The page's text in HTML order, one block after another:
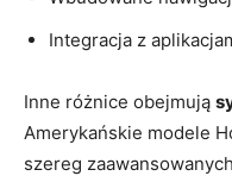
Integracja z
Inne różnice obejmują
Amerykańskie modele
szereg